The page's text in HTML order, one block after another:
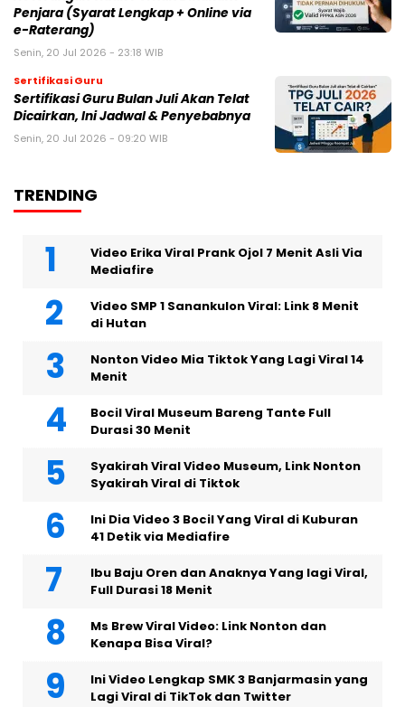
Penjara (Syarat Lengkap + Online via
e-Raterang)
Senin, 20 Jul 2026 - 23:18 WIB
Sertifikasi Guru
Sertifikasi Guru Bulan Juli Akan Telat
Dicairkan, Ini Jadwal & Penyebabnya
Senin, 20 Jul 2026 - 09:20 WIB
TRENDING
Video Erika Viral Prank Ojol 7 Menit Asli Via
Mediafire
Video SMP 1 Sanankulon Viral: Link 8 Menit
di Hutan
Nonton Video Mia Tiktok Yang Lagi Viral 14
Menit
Bocil Viral Museum Bareng Tante Full
Durasi 30 Menit
Syakirah Viral Video Museum, Link Nonton
Syakirah Viral di Tiktok
Ini Dia Video 3 Bocil Yang Viral di Kuburan
41 Detik via Mediafire
Ibu Baju Oren dan Anaknya Yang lagi Viral,
Full Durasi 18 Menit
Ms Brew Viral Video: Link Nonton dan
Kenapa Bisa Viral?
Ini Video Lengkap SMK 3 Banjarmasin yang
Lagi Viral di TikTok dan Twitter